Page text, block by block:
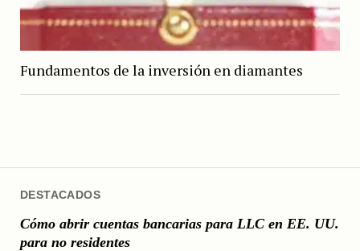
DESTACADOS
Cómo abrir cuentas bancarias para LLC en EE. UU.
para no residentes
Fundamentos de la inversión en diamantes